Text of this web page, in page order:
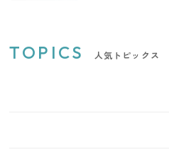
TOPICS 人気トピックス